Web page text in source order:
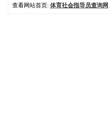
查看网站首页: 体育社会指导员查询